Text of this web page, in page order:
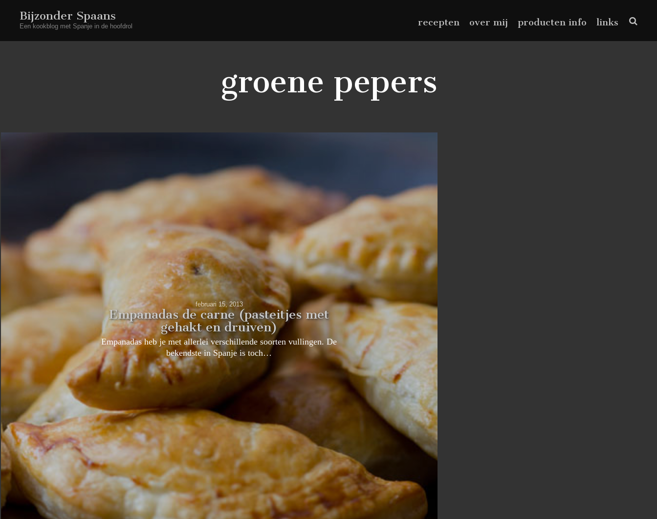
Bijzonder Spaans
Een kookblog met Spanje in de hoofdrol recepten over mij producten info links
groene pepers
februari 15, 2013
Empanadas de carne (pasteitjes met
gehakt en druiven)
Empanadas heb je met allerlei verschillende soorten vullingen. De
bekendste in Spanje is toch…